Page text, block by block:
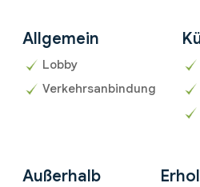
Allgemein
Lobby
Verkehrsanbindung
Außerhalb